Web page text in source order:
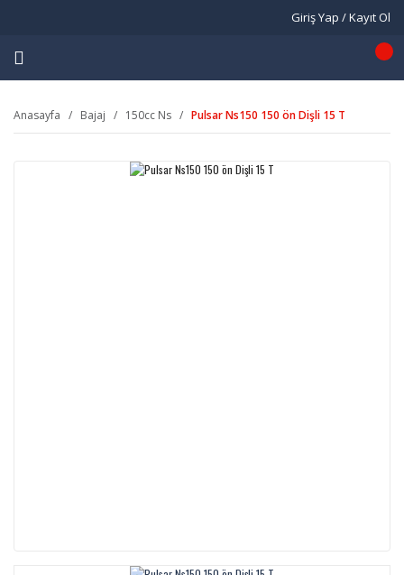
Giriş Yap / Kayıt Ol
Anasayfa Bajaj 150cc Ns Pulsar Ns150 150 ön Dişli 15 T